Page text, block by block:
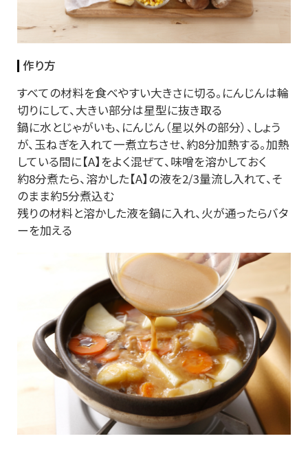
作り方
すべての材料を食べやすい大きさに切る。にんじんは輪
切りにして、大きい部分は星型に抜き取る
鍋に水とじゃがいも、にんじん（星以外の部分）、しょう
が、玉ねぎを入れて一煮立ちさせ、約8分加熱する。加熱
している間に【A】をよく混ぜて、味噌を溶かしておく
約8分煮たら、溶かした【A】の液を2/3量流し入れて、そ
のまま約5分煮込む
残りの材料と溶かした液を鍋に入れ、火が通ったらバタ
ーを加える